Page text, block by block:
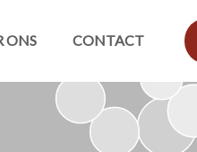
ONS CONTACT